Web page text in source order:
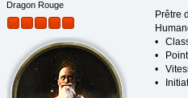
Dragon Rouge
Prêtre
•
•
•
•